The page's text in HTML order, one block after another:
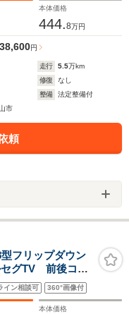
本体価格
444.8万円
38,600円
走行 5.5万km
修復
なし
整備
法定整備付
市
頼
フリップダウン
グTV 前後コー
レーダークル
フティ レーン
イン相談可 360°画像付
本体価格